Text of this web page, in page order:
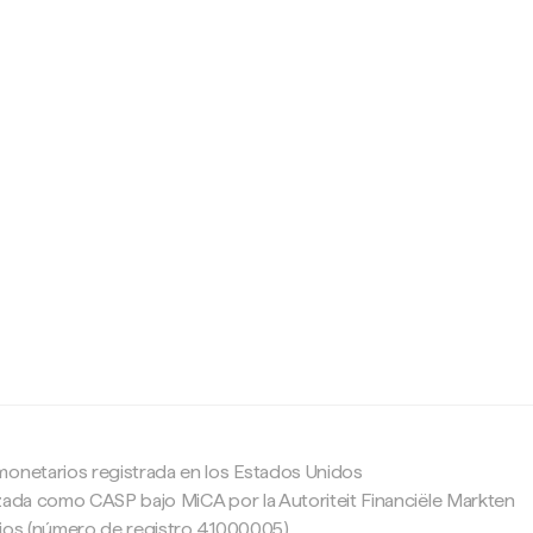
registrada en los Estados Unidos
como CASP bajo MiCA por la Autoriteit Financiële Markten